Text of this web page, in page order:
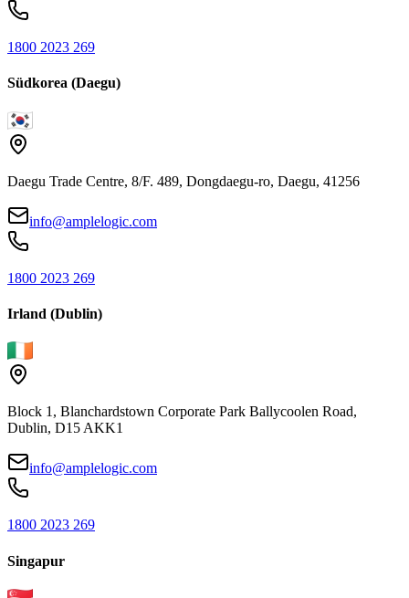
1800 2023 269
Südkorea (Daegu)
Daegu Trade Centre, 8/F. 489, Dongdaegu-ro, Daegu, 41256
info@amplelogic.com
1800 2023 269
Irland (Dublin)
Block 1, Blanchardstown Corporate Park Ballycoolen Road,
Dublin, D15 AKK1
info@amplelogic.com
1800 2023 269
Singapur